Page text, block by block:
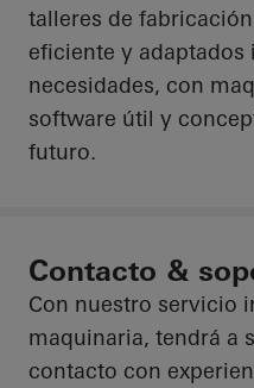
talleres de
eficiente y
necesidades, con
software útil y
futuro.
Contacto &
Con nuestro servicio
maquinaria, tendrá a
contacto con